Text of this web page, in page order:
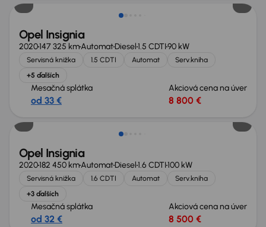
Opel Insignia
2020147 325 kmAutomatDiesel1.5 CDTI90 kW
Servisná knižka 1.5 CDTI Automat
Serv.kniha
+5 ďalších
Mesačná splátka
od 33 €
Akciová cena na úver
8 800 €
Opel Insignia
2020182 450 kmAutomatDiesel1.6 CDTI100 kW
Servisná knižka 1.6 CDTI Automat
Serv.kniha
+3 ďalších
Mesačná splátka
od 32 €
Akciová cena na úver
8 500 €